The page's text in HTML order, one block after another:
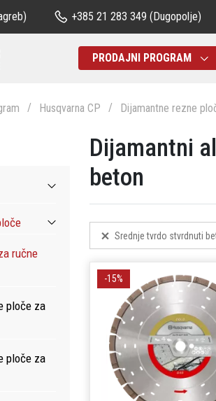
+385 21 283 349 (Dugopolje)
PRODAJNI PROGRAM
Husqvarna CP Dijamantne rezne
ručne
ploče za
ploče za
Dijamantni
beton
Srednje tvrdo stvrdnuti
-15%